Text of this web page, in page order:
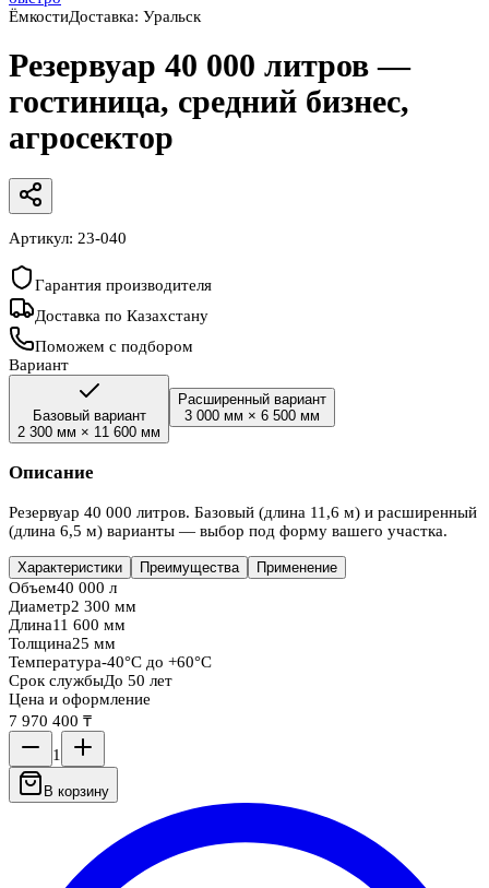
ЁмкостиДоставка: Уральск
Резервуар 40 000 литров —
гостиница, средний бизнес,
агросектор
Артикул: 23-040
Гарантия производителя
Доставка по Казахстану
Поможем с подбором
Вариант
Базовый вариант
2 300 мм × 11 600 мм
Расширенный вариант
3 000 мм × 6 500 мм
Описание
Резервуар 40 000 литров. Базовый (длина 11,6 м) и расширенный
(длина 6,5 м) варианты — выбор под форму вашего участка.
Характеристики Преимущества Применение
Объем40 000 л
Диаметр2 300 мм
Длина11 600 мм
Толщина25 мм
Температура-40°C до +60°C
Срок службыДо 50 лет
Цена и оформление
7 970 400 ₸
1
В корзину